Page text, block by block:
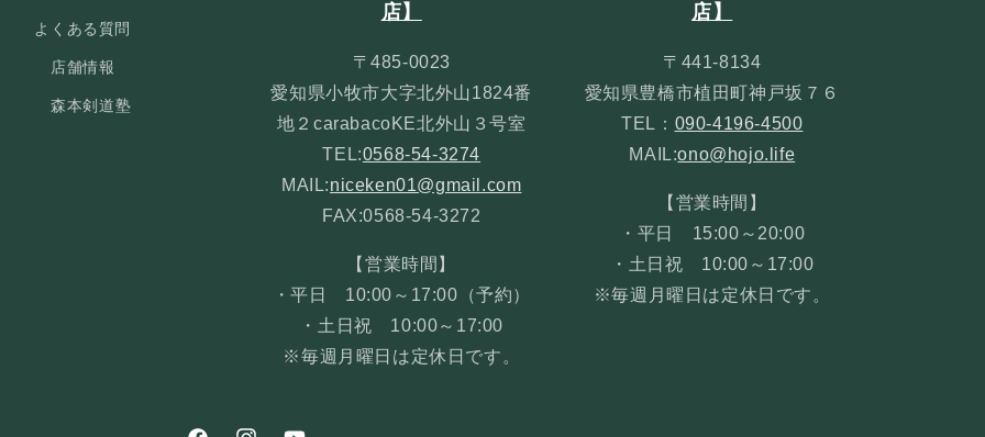
よくある質問
店舗情報
森本剣道塾
店】
〒485-0023
愛知県小牧市大字北外山1824番
地２carabacoKE北外山３号室
TEL:0568-54-3274
MAIL:niceken01@gmail.com
FAX:0568-54-3272
【営業時間】
・平日 10:00～17:00（予約）
・土日祝 10:00～17:00
※毎週月曜日は定休日です。
店】
〒441-8134
愛知県豊橋市植田町神戸坂７６
TEL： 090-4196-4500
MAIL:ono@hojo.life
【営業時間】
・平日 15:00～20:00
・土日祝 10:00～17:00
※毎週月曜日は定休日です。